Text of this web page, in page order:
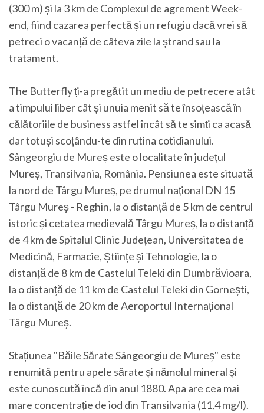
(300 m) și la 3 km de Complexul de agrement Week-
end, fiind cazarea perfectă și un refugiu dacă vrei să
petreci o vacanță de câteva zile la ștrand sau la
tratament.
The Butterfly ți-a pregătit un mediu de petrecere atât
a timpului liber cât și unuia menit să te însoțească în
călătoriile de business astfel încât să te simți ca acasă
dar totuși scoțându-te din rutina cotidianului.
Sângeorgiu de Mureș este o localitate în judeţul
Mureş, Transilvania, România. Pensiunea este situată
la nord de Târgu Mureș, pe drumul naţional DN 15
Târgu Mureş - Reghin, la o distanță de 5 km de centrul
istoric și cetatea medievală Târgu Mureș, la o distanță
de 4 km de Spitalul Clinic Județean, Universitatea de
Medicină, Farmacie, Științe și Tehnologie, la o
distanță de 8 km de Castelul Teleki din Dumbrăvioara,
la o distanță de 11 km de Castelul Teleki din Gornești,
la o distanță de 20 km de Aeroportul Internațional
Târgu Mureș.
Stațiunea "Băile Sărate Sângeorgiu de Mureș" este
renumită pentru apele sărate și nămolul mineral și
este cunoscută încă din anul 1880. Apa are cea mai
mare concentrație de iod din Transilvania (11,4 mg/l).